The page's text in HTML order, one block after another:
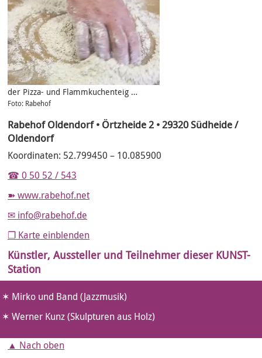
der Pizza- und Flammkuchenteig …
Foto: Rabehof
Rabehof Oldendorf • Örtzheide 2 • 29320 Südheide /
Oldendorf
Koordinaten: 52.799450 – 10.085900
☎ 0 50 52 / 543
www.rabehof.net
info@rabehof.de
❐ Karte einblenden
Künstler, Aussteller und Teilnehmer dieser KUNST-
Station
Mirko und Band (Jazzmusik)
Werner Kunz (Skulpturen aus Holz)
▲ Nach oben